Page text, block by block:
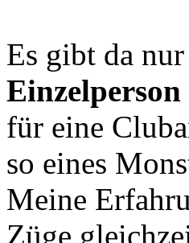
Es gibt da
für eine
so eines
Meine
Züge